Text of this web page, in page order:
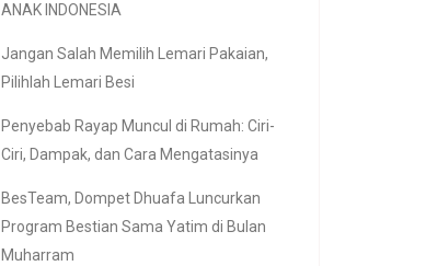
ANAK INDONESIA
Jangan Salah Memilih Lemari Pakaian,
Pilihlah Lemari Besi
Penyebab Rayap Muncul di Rumah: Ciri-
Ciri, Dampak, dan Cara Mengatasinya
BesTeam, Dompet Dhuafa Luncurkan
Program Bestian Sama Yatim di Bulan
Muharram